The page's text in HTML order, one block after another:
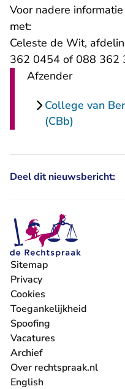
Voor nadere
met:
Celeste de Wit,
362 0454 of 088 362
Afzender
College van
(CBb)
Deel dit nieuwsbericht:
Sitemap
Privacy
Cookies
Toegankelijkheid
Spoofing
Vacatures
- U verlaat Rechtspraak.nl
Archief
Over rechtspraak.nl
English